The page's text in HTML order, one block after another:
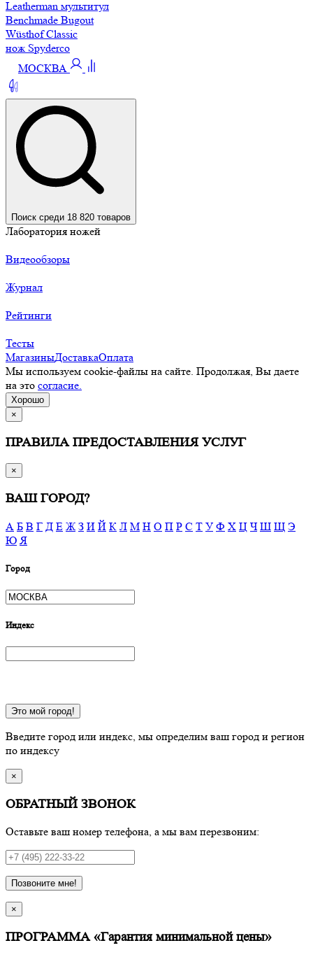
Leatherman мультитул
Benchmade Bugout
Wüsthof Classic
нож Spyderco
МОСКВА
Поиск среди 18 820 товаров
Лаборатория ножей
Видеообзоры
Журнал
Рейтинги
Тесты
МагазиныДоставкаОплата
Мы используем cookie-файлы на сайте. Продолжая, Вы даете
на это согласие.
Хорошо
×
ПРАВИЛА ПРЕДОСТАВЛЕНИЯ УСЛУГ
×
ВАШ ГОРОД?
А Б В Г Д Е Ж З И Й К Л М Н О П Р С Т У Ф Х Ц Ч Ш Щ Э
Ю Я
Город
Индекс
Это мой город!
Введите город или индекс, мы определим ваш город и регион
по индексу
×
ОБРАТНЫЙ ЗВОНОК
Оставьте ваш номер телефона, а мы вам перезвоним:
Позвоните мне!
×
ПРОГРАММА «Гарантия минимальной цены»